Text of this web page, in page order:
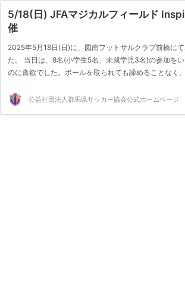
5/18(日) JFAマジカルフィールド
催
2025年5月18日(日)に、図南フットサルクラブ前橋に
た。 当日は、8名(小学生5名、未就学児3名)の参加を
のに貪欲でした。ボールを取られても諦めることなく
は、小学生以下のサ…
公益社団法人群馬県サッカー協会公式ホームページ